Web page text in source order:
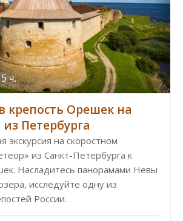
ч.
крепость Орешек на
Петербурга
экскурсия на скоростном
из Санкт-Петербурга к
Насладитесь панорамами Невы
исследуйте одну из
России.